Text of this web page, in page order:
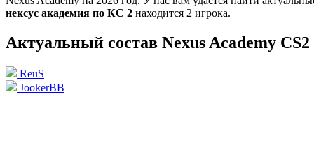
нексус академия по КС 2 находится 2 игрока.
Актуальный состав Nexus Academy CS2
ReuS
JookerBB